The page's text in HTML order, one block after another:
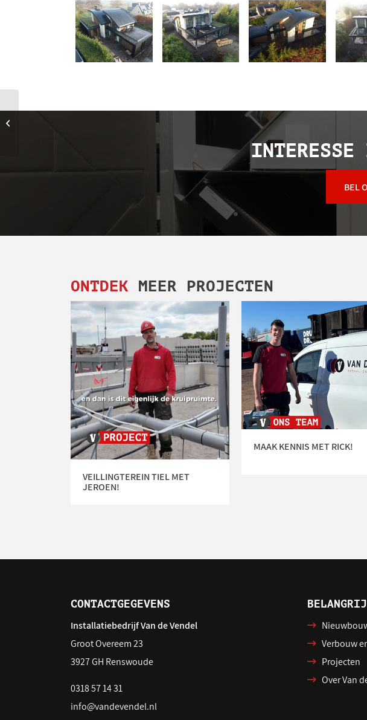
BEL
ONTDEK MEER PROJECTEN
VEILLINGTEREIN TIEL MET
JEROEN!
MAAK KENNIS MET RICK!
CONTACTGEGEVENS
Installatiebedrijf Van de Vendel
Groot Overeem 23
3927 GH Renswoude
0318 57 14 31
info@vandevendel.nl
Verbouw
Projecten
Over Van